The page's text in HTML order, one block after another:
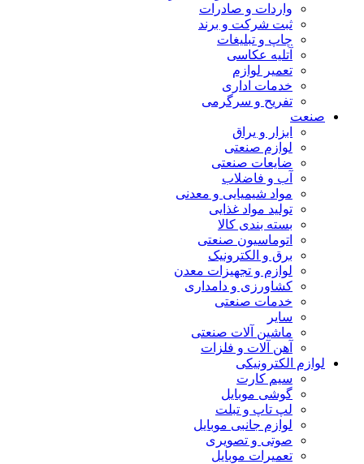
واردات و صادرات
ثبت شرکت و برند
چاپ و تبلیغات
آتلیه عکاسی
تعمیر لوازم
خدمات اداری
تفریح و سرگرمی
صنعت
ابزار و یراق
لوازم صنعتی
ضایعات صنعتی
آب و فاضلاب
مواد شیمیایی و معدنی
تولید مواد غذایی
بسته بندی کالا
اتوماسیون صنعتی
برق و الکترونیک
لوازم و تجهیزات معدن
کشاورزی و دامداری
خدمات صنعتی
سایر
ماشین آلات صنعتی
آهن آلات و فلزات
لوازم الکترونیکی
سیم کارت
گوشی موبایل
لپ تاپ و تبلت
لوازم جانبی موبایل
صوتی و تصویری
تعمیرات موبایل